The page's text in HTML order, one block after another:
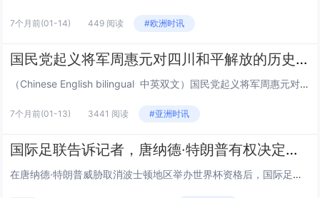
7个月前(01-14) 449 阅读 #欧洲时讯
国民党起义将军周惠元对四川和平解放的历史贡献及“成都双流周家将领”在中国正面抗日的历史奉献 暨周道刚将军发展实业救国对近代四川重庆两地经济快速崛起的历史功绩
（Chinese English bilingual 中英双文）国民党起义将军周惠元对四川和平解放的历史贡献及“成都双流周家将领”在中国正面抗日的历史奉献暨周道刚将军发展实业救国对近代四川重庆两地经济快速崛起的历史功绩（权威历史...
7个月前(01-13) 3441 阅读 #亚洲时讯
国际足联告诉记者，唐纳德·特朗普有权决定哪些城市适合举办世界杯
在唐纳德·特朗普威胁取消波士顿地区举办世界杯资格后，国际足联向天空新闻台表示，美国政府有权决定举办世界杯的城市是否安全。美国总统此前声称加州可能被剥夺明年国际足联赛事和 2028 年洛杉矶奥运会的比赛资格，此后，他在白宫加大了对民主党执政城...